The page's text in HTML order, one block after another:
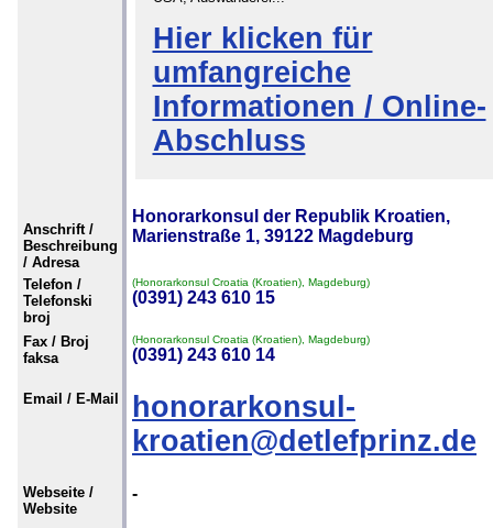
Hier klicken für
umfangreiche
Informationen / Online-
Abschluss
Anschrift /
Beschreibung
/ Adresa
Honorarkonsul der Republik Kroatien,
Marienstraße 1, 39122 Magdeburg
Telefon /
Telefonski
broj
(Honorarkonsul Croatia (Kroatien), Magdeburg)
(0391) 243 610 15
Fax / Broj
faksa
(Honorarkonsul Croatia (Kroatien), Magdeburg)
(0391) 243 610 14
Email / E-Mail
honorarkonsul-
kroatien@detlefprinz.de
Webseite /
Website
-